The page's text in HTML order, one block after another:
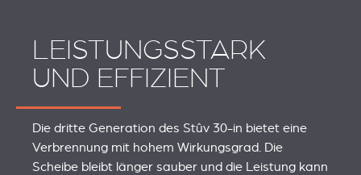
LEISTUNGSSTARK
UND EFFIZIENT
Die dritte Generation des Stûv 30-in bietet eine
Verbrennung mit hohem Wirkungsgrad. Die
Scheibe bleibt länger sauber und die Leistung kann